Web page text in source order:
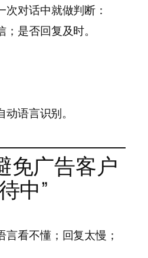
对话中就做判断：
是否回复及时。
语言识别。
免广告客户
中”
看不懂；回复太慢；